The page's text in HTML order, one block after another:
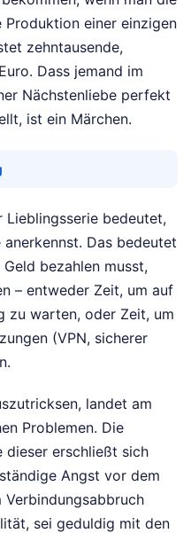
einer einzigen
zehntausende,
Dass jemand im
Nächstenliebe perfekt
ist ein Märchen.
bedeutet,
Das bedeutet
bezahlen musst,
– entweder Zeit, um auf
zu warten, oder Zeit, um
(VPN, sicherer
landet am
Problemen. Die
dieser erschließt sich
Angst vor dem
sei geduldig mit den